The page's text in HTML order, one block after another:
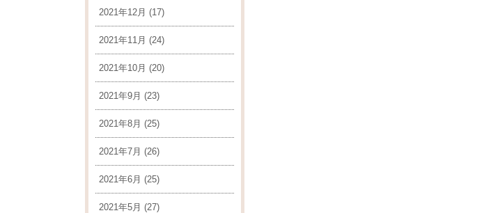
2021年12月 (17)
2021年11月 (24)
2021年10月 (20)
2021年9月 (23)
2021年8月 (25)
2021年7月 (26)
2021年6月 (25)
2021年5月 (27)